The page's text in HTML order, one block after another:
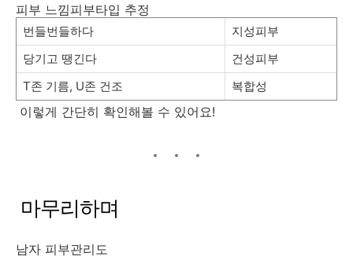
피부 느낌피부타입 추정
번들번들하다
지성피부
당기고 땡긴다
건성피부
T존 기름, U존 건조
복합성
이렇게 간단히 확인해볼 수 있어요!
마무리하며
남자 피부관리도